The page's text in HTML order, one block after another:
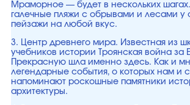
Мраморное — будет в нескольких
галечные пляжи с обрывами и лесами
пейзажи на любой вкус.
3. Центр древнего мира. Известная из
учебников истории Троянская война за
Прекрасную шла именно здесь. Как и
легендарные события, о которых нам и
напоминают роскошные памятники
архитектуры.